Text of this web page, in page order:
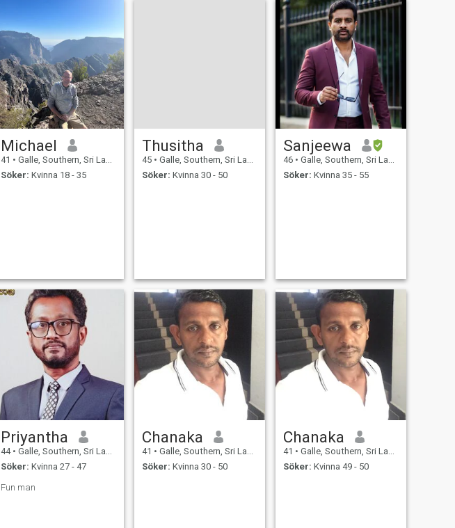
Michael
41 • Galle, Southern, Sri Lanka
Söker: Kvinna 18 - 35
Thusitha
45 • Galle, Southern, Sri Lanka
Söker: Kvinna 30 - 50
Sanjeewa
46 • Galle, Southern, Sri Lanka
Söker: Kvinna 35 - 55
Priyantha
44 • Galle, Southern, Sri Lanka
Söker: Kvinna 27 - 47
Fun man
Chanaka
41 • Galle, Southern, Sri Lanka
Söker: Kvinna 30 - 50
Chanaka
41 • Galle, Southern, Sri Lanka
Söker: Kvinna 49 - 50